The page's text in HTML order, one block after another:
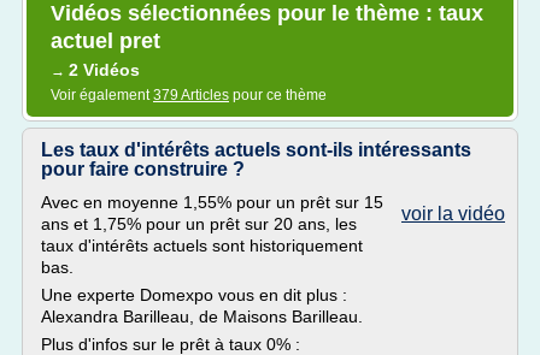
Vidéos sélectionnées pour le thème : taux
actuel pret
→ 2 Vidéos
Voir également379 Articles pour ce thème
Les taux d'intérêts actuels sont-ils intéressants
pour faire construire ?
voir la vidéo
Avec en moyenne 1,55% pour un prêt sur 15
ans et 1,75% pour un prêt sur 20 ans, les
taux d'intérêts actuels sont historiquement
bas.
Une experte Domexpo vous en dit plus :
Alexandra Barilleau, de Maisons Barilleau.
Plus d'infos sur le prêt à taux 0% :